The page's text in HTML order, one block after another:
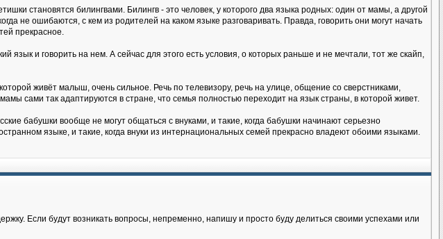
становятся билингвами. Билингв - это человек, у которого два языка родных: один от мамы, а другой
не ошибаются, с кем из родителей на каком языке разговаривать. Правда, говорить они могут начать
прекрасное.
язык и говорить на нем. А сейчас для этого есть условия, о которых раньше и не мечтали, тот же скайп,
живёт малыш, очень сильное. Речь по телевизору, речь на улице, общение со сверстниками,
сами так адаптируются в стране, что семья полностью переходит на язык страны, в которой живет.
бабушки вообще не могут общаться с внуками, и такие, когда бабушки начинают серьезно
языке, и такие, когда внуки из интернациональных семей прекрасно владеют обоими языками.
Если будут возникать вопросы, непременно, напишу и просто буду делиться своими успехами или